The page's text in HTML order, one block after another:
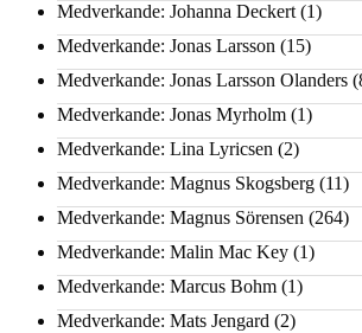
Medverkande: Johanna Deckert (1)
Medverkande: Jonas Larsson (15)
Medverkande: Jonas Larsson Olanders
Medverkande: Jonas Myrholm (1)
Medverkande: Lina Lyricsen (2)
Medverkande: Magnus Skogsberg (11)
Medverkande: Magnus Sörensen (264)
Medverkande: Malin Mac Key (1)
Medverkande: Marcus Bohm (1)
Medverkande: Mats Jengard (2)